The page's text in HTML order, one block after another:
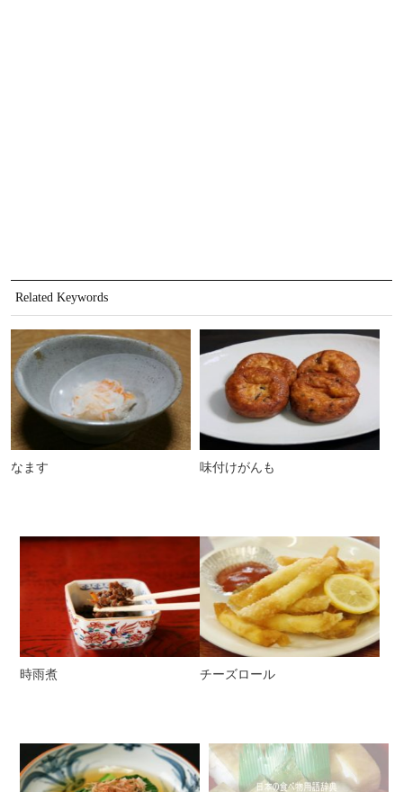
Related Keywords
なます 味付けがんも
時雨煮 チーズロール